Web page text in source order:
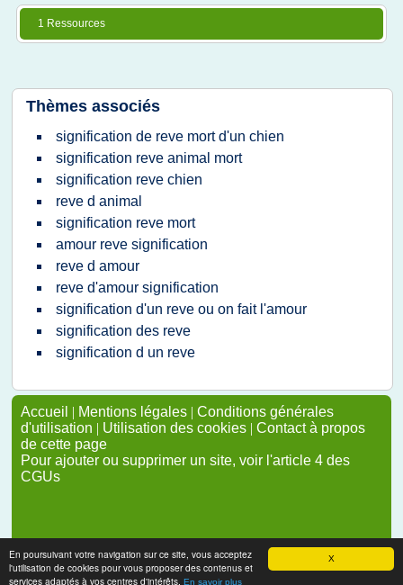
X
En poursuivant votre navigation sur ce site, vous acceptez
l'utilisation de cookies pour vous proposer des contenus et
services adaptés à vos centres d'intérêts. En savoir plus
1 Ressources
Thèmes associés
signification de reve mort d'un chien
signification reve animal mort
signification reve chien
reve d animal
signification reve mort
amour reve signification
reve d amour
reve d'amour signification
signification d'un reve ou on fait l'amour
signification des reve
signification d un reve
Accueil | Mentions légales | Conditions générales
d'utilisation | Utilisation des cookies | Contact à propos
de cette page
Pour ajouter ou supprimer un site, voir l'article 4 des
CGUs